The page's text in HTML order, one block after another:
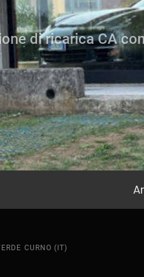
di ricarica CA
CURNO (IT)